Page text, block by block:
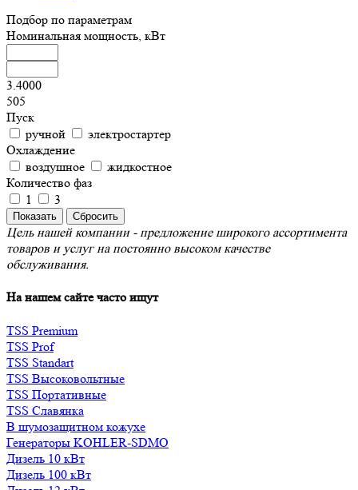
Подбор по параметрам
Номинальная мощность, кВт
3.4000
505
Пуск
ручной
электростартер
Охлаждение
воздушное
жидкостное
Количество фаз
1
3
Цель нашей компании - предложение широкого ассортимента
товаров и услуг на постоянно высоком качестве
обслуживания.
На нашем сайте часто ищут
TSS Premium
TSS Prof
TSS Standart
TSS Высоковольтные
TSS Портативные
TSS Славянка
В шумозащитном кожухе
Генераторы KOHLER-SDMO
Дизель 10 кВт
Дизель 100 кВт